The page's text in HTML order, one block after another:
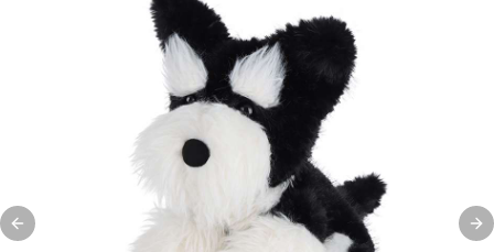
Previous slide